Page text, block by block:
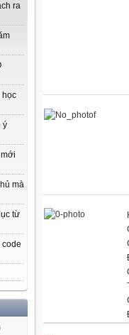
ra
học
ý
mà
từ
code